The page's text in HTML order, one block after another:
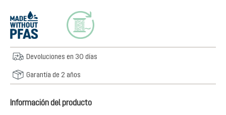
Devoluciones en 30 días
Garantía de 2 años
Información del producto